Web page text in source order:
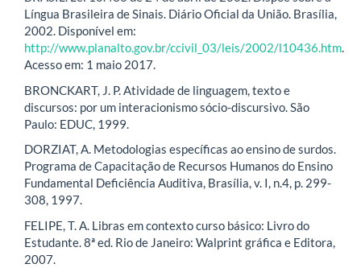
Língua Brasileira de Sinais. Diário Oficial da União. Brasília,
2002. Disponível em:
http://www.planalto.gov.br/ccivil_03/leis/2002/l10436.htm.
Acesso em: 1 maio 2017.
BRONCKART, J. P. Atividade de linguagem, texto e
discursos: por um interacionismo sócio-discursivo. São
Paulo: EDUC, 1999.
DORZIAT, A. Metodologias específicas ao ensino de surdos.
Programa de Capacitação de Recursos Humanos do Ensino
Fundamental Deficiência Auditiva, Brasília, v. I, n.4, p. 299-
308, 1997.
FELIPE, T. A. Libras em contexto curso básico: Livro do
Estudante. 8ª ed. Rio de Janeiro: Walprint gráfica e Editora,
2007.